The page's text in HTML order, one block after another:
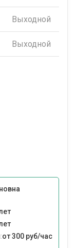
Выходной
Выходной
от 300 руб/час